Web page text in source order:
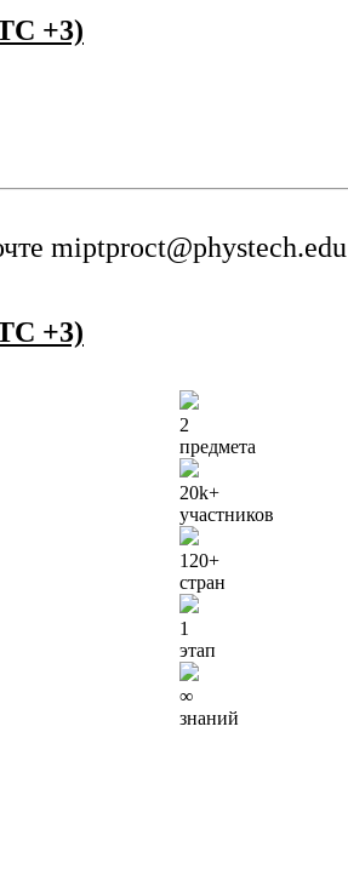
+3)
miptproct@phystech.edu
+3)
2
предмета
20k+
участников
120+
стран
1
этап
∞
знаний